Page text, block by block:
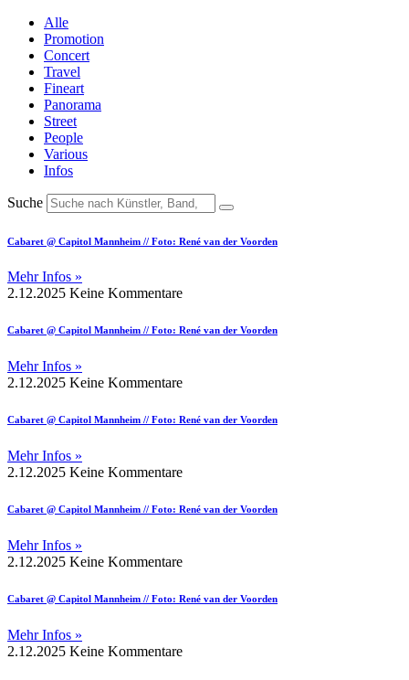
Alle
Promotion
Concert
Travel
Fineart
Panorama
Street
People
Various
Infos
Suche
Cabaret @ Capitol Mannheim // Foto: René van der Voorden
Mehr Infos »
2.12.2025 Keine Kommentare
Cabaret @ Capitol Mannheim // Foto: René van der Voorden
Mehr Infos »
2.12.2025 Keine Kommentare
Cabaret @ Capitol Mannheim // Foto: René van der Voorden
Mehr Infos »
2.12.2025 Keine Kommentare
Cabaret @ Capitol Mannheim // Foto: René van der Voorden
Mehr Infos »
2.12.2025 Keine Kommentare
Cabaret @ Capitol Mannheim // Foto: René van der Voorden
Mehr Infos »
2.12.2025 Keine Kommentare